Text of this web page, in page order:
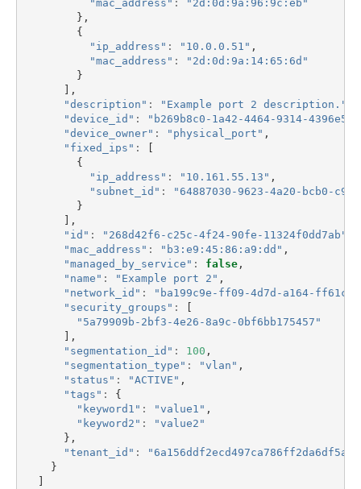
"mac_address" :
"2d:0d:9a:96:9c:eb"
},
{
"ip_address" : "10.0.0.51" ,
"mac_address" :
"2d:0d:9a:14:65:6d"
}
],
"description" : "Example port 2 description."
"device_id" :
"b269b8c0-1a42-4464-9314-
"device_owner" : "physical_port" ,
"fixed_ips" :
{
"ip_address" : "10.161.55.13" ,
"subnet_id" :
"64887030-9623-4a20-bcb0-
}
],
"id" : "268d42f6-c25c-4f24-90fe-11324f0dd7ab"
"mac_address" : "b3:e9:45:86:a9:dd" ,
"managed_by_service" : false,
"name" : "Example port 2" ,
"network_id" :
"ba199c9e-ff09-4d7d-a164-
"security_groups" :
"5a79909b-2bf3-4e26-8a9c-0bf6bb175457"
],
"segmentation_id" : 100 ,
"segmentation_type" : "vlan" ,
"status" : "ACTIVE" ,
"tags" :
{
"keyword1" : "value1" ,
"keyword2" :
"value2"
},
"tenant_id" :
}